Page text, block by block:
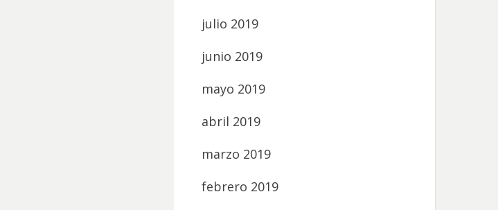
julio 2019
junio 2019
mayo 2019
abril 2019
marzo 2019
febrero 2019